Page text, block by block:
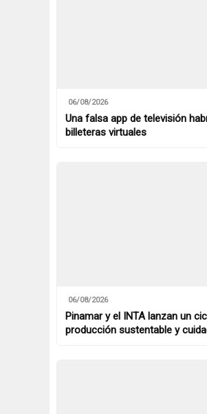
06/08/2026
Una falsa app de televisión
billeteras virtuales
06/08/2026
Pinamar y el INTA lanzan un
producción sustentable y